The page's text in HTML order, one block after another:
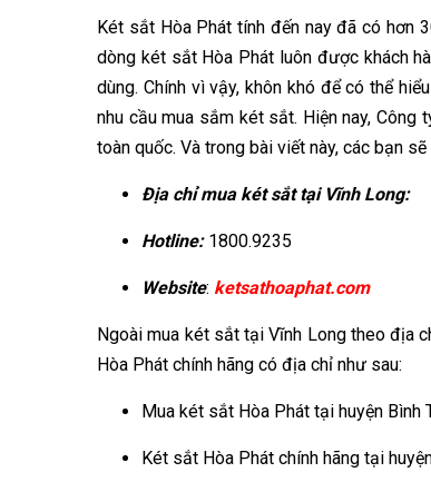
Két sắt Hòa Phát tính đến nay đã có hơn
dòng két sắt Hòa Phát luôn được khách
dùng. Chính vì vậy, khôn khó để có thể
nhu cầu mua sắm két sắt. Hiện nay,
toàn quốc. Và trong bài viết này, các bạn
Địa chỉ mua két sắt tại Vĩnh Long:
Hotline: 1800.9235
Website: ketsathoaphat.com
Ngoài mua két sắt tại Vĩnh Long theo địa
Hòa Phát chính hãng có địa chỉ như sau:
Mua két sắt Hòa Phát tại huyện Bình
Két sắt Hòa Phát chính hãng tại